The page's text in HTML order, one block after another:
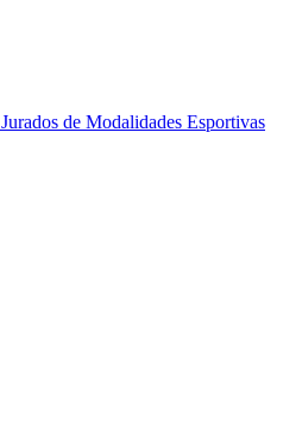
Jurados de Modalidades Esportivas